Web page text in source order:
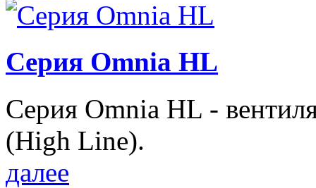
Серия Omnia HL
Серия Omnia HL -
(High Line).
далее